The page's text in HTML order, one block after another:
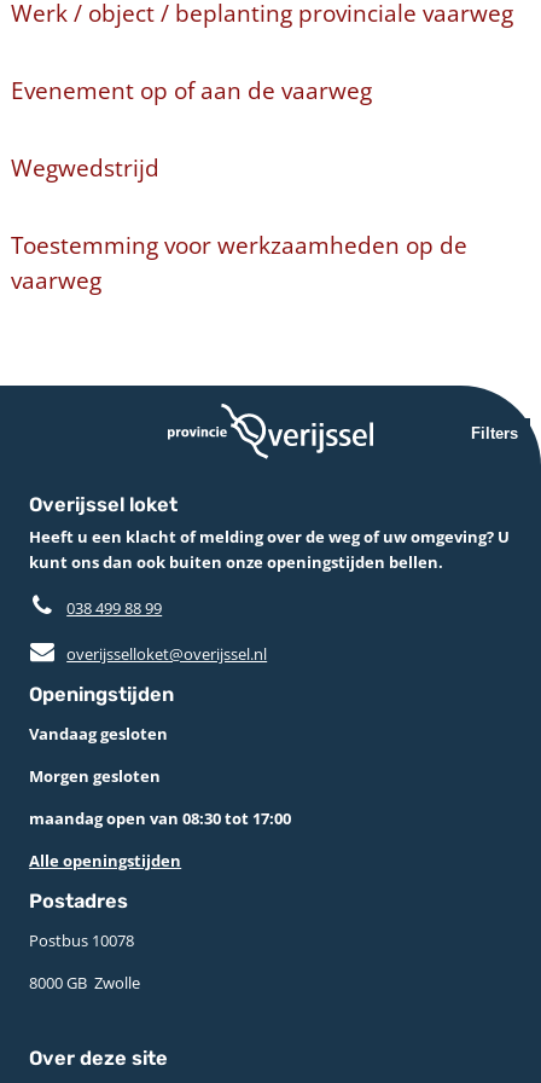
Werk / object / beplanting provinciale vaarweg
Evenement op of aan de vaarweg
Wegwedstrijd
Toestemming voor werkzaamheden op de
vaarweg
Filters
Overijssel loket
Heeft u een klacht of melding over de weg of uw omgeving? U
kunt ons dan ook buiten onze openingstijden bellen.
038 499 88 99
overijsselloket@overijssel.nl
Openingstijden
Vandaag gesloten
Morgen gesloten
maandag open van 08:30 tot 17:00
Alle openingstijden
Postadres
Postbus 10078 ­
8000 GB ­ Zwolle
Over deze site